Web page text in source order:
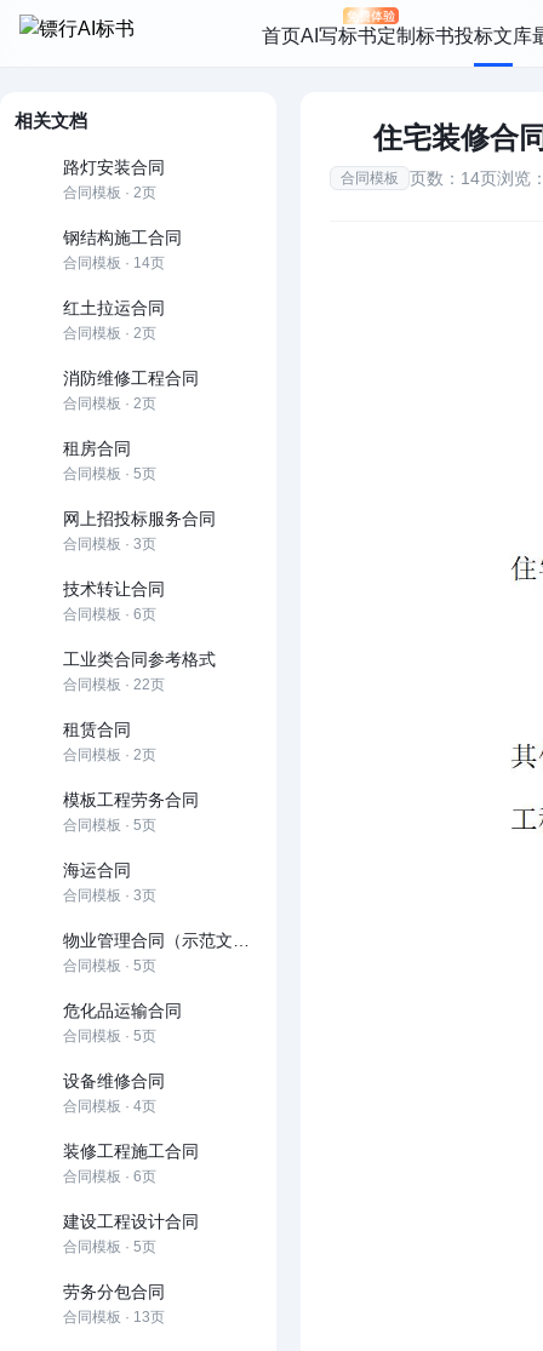
首页AI写标书定制标书投标文库
相关文档
路灯安装合同
合同模板 · 2页
钢结构施工合同
合同模板 · 14页
红土拉运合同
合同模板 · 2页
消防维修工程合同
合同模板 · 2页
租房合同
合同模板 · 5页
网上招投标服务合同
合同模板 · 3页
技术转让合同
合同模板 · 6页
工业类合同参考格式
合同模板 · 22页
租赁合同
合同模板 · 2页
模板工程劳务合同
合同模板 · 5页
海运合同
合同模板 · 3页
合同模板 · 5页
危化品运输合同
合同模板 · 5页
设备维修合同
合同模板 · 4页
装修工程施工合同
合同模板 · 6页
建设工程设计合同
合同模板 · 5页
劳务分包合同
合同模板 · 13页
住宅装修合
合同模板 页数：14页浏览